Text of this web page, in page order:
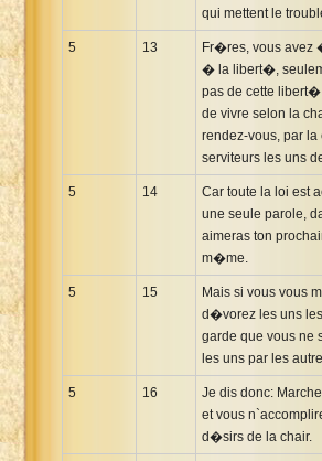
qui mettent le
5 13
Fr�res, vous
� la libert�,
pas de cette
de vivre selon la
rendez-vous, par la
serviteurs les uns
5 14
Car toute la loi est
une seule parole,
aimeras ton
m�me.
5 15
Mais si vous vous
d�vorez les uns
garde que vous ne
les uns par les
5 16
Je dis donc:
et vous
d�sirs de la chair.